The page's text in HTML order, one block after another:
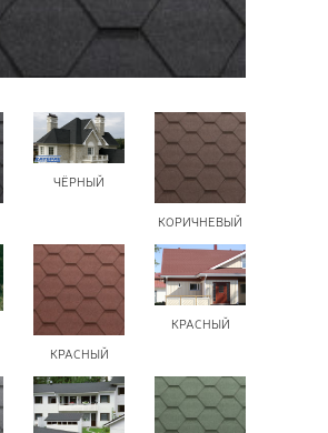
ЧЁРНЫЙ
КОРИЧНЕВЫЙ
КРАСНЫЙ
КРАСНЫЙ